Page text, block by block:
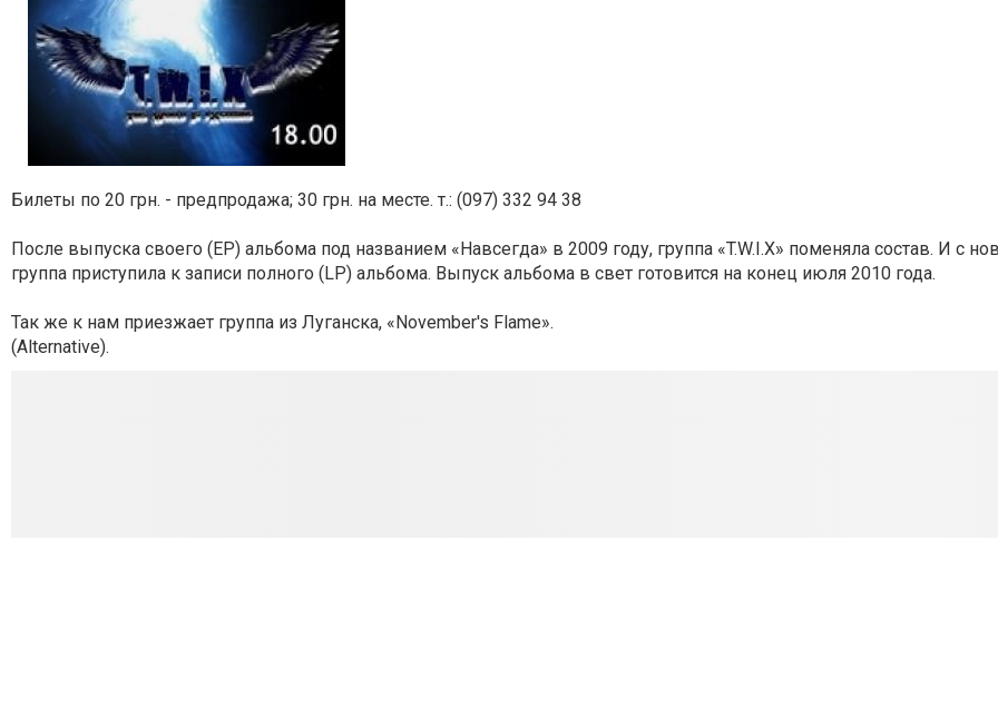
Билеты по 20 грн. - предпродажа; 30 грн. на месте. т.: (097) 332 94 38
После выпуска своего (EP) альбома под названием «Навсегда» в 2009 году, группа «T.W.I.X» поменяла состав. И с
группа приступила к записи полного (LP) альбома. Выпуск альбома в свет готовится на конец июля 2010 года.
Так же к нам приезжает группа из Луганска, «November's Flame».
(Alternative).